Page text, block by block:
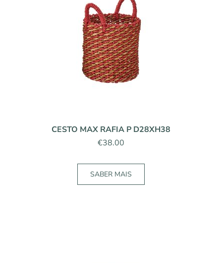
CESTO MAX RAFIA P D28XH38
€38.00
SABER MAIS